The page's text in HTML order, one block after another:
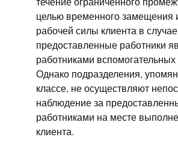
целью временного замещения
рабочей силы клиента в
предоставленные работники
работниками
Однако подразделения,
классе, не осуществляют
наблюдение за
работниками на месте
клиента.